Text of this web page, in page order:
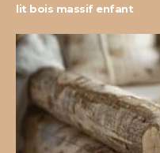
lit bois massif enfant